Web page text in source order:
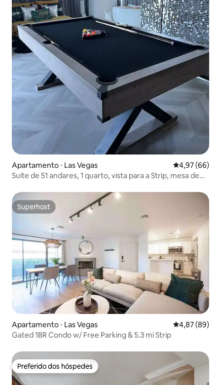
Apartamento ⋅ Las Vegas 4,97 de uma
4,97 (66)
Suíte de 51 andares, 1 quarto, vista para a Strip, mesa de
Superhost
Superhost
Apartamento ⋅ Las Vegas 4,87 de uma
4,87 (89)
Gated 1BR Condo w/ Free Parking & 5.3 mi Strip
Preferido dos hóspedes
Preferido dos hóspedes